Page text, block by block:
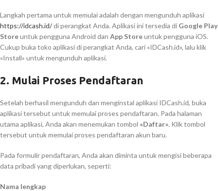
Langkah pertama untuk memulai adalah dengan mengunduh aplikasi
https://idcash.id/di perangkat Anda. Aplikasi ini tersedia di Google Play
Storeuntuk pengguna Android dan App Storeuntuk pengguna iOS.
Cukup buka toko aplikasi di perangkat Anda, cari «IDCash.id», lalu klik
«Install» untuk mengunduh aplikasi.
2. Mulai Proses Pendaftaran
Setelah berhasil mengunduh dan menginstal aplikasi IDCash.id, buka
aplikasi tersebut untuk memulai proses pendaftaran. Pada halaman
utama aplikasi, Anda akan menemukan tombol «Daftar». Klik tombol
tersebut untuk memulai proses pendaftaran akun baru.
Pada formulir pendaftaran, Anda akan diminta untuk mengisi beberapa
data pribadi yang diperlukan, seperti:
Nama lengkap